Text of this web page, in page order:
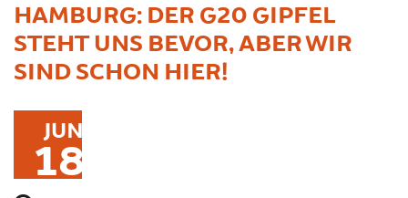
HAMBURG: DER G20 GIPFEL
STEHT UNS BEVOR, ABER WIR
SIND SCHON HIER!
JUN
18